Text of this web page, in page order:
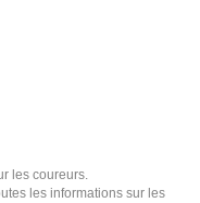
les coureurs.
les informations sur les